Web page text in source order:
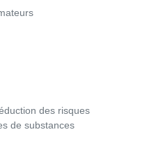
des risques
de substances